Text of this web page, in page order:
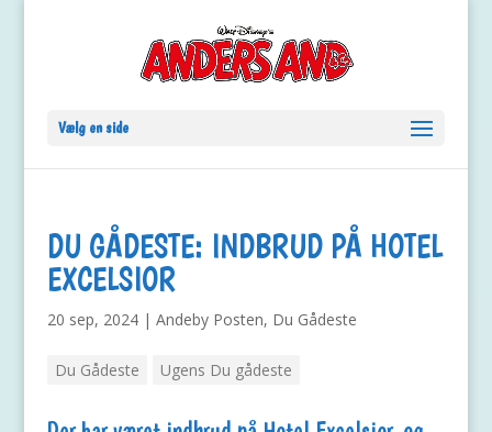
Vælg en side
DU GÅDESTE: INDBRUD PÅ HOTEL
EXCELSIOR
20 sep, 2024| Andeby Posten, Du Gådeste
Du Gådeste Ugens Du gådeste